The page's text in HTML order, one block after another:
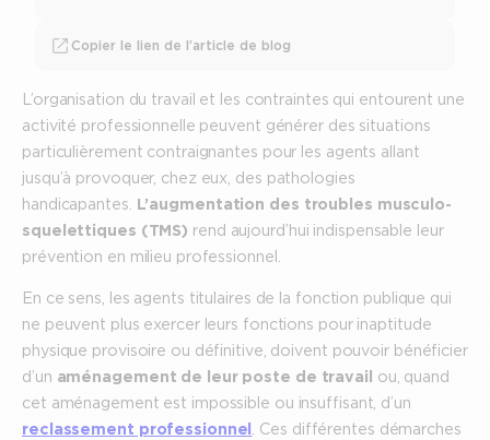
L’organisation du travail et les contraintes qui entourent une
activité professionnelle peuvent générer des situations
particulièrement contraignantes pour les agents allant
jusqu’à provoquer, chez eux, des pathologies
handicapantes. L’augmentation des troubles musculo-
squelettiques (TMS) rend aujourd’hui indispensable leur
prévention en milieu professionnel.
En ce sens, les agents titulaires de la fonction publique qui
ne peuvent plus exercer leurs fonctions pour inaptitude
physique provisoire ou définitive, doivent pouvoir bénéficier
d’un aménagement de leur poste de travail ou, quand
cet aménagement est impossible ou insuffisant, d’un
reclassement professionnel . Ces différentes démarches
Copier le lien de l’article de blog